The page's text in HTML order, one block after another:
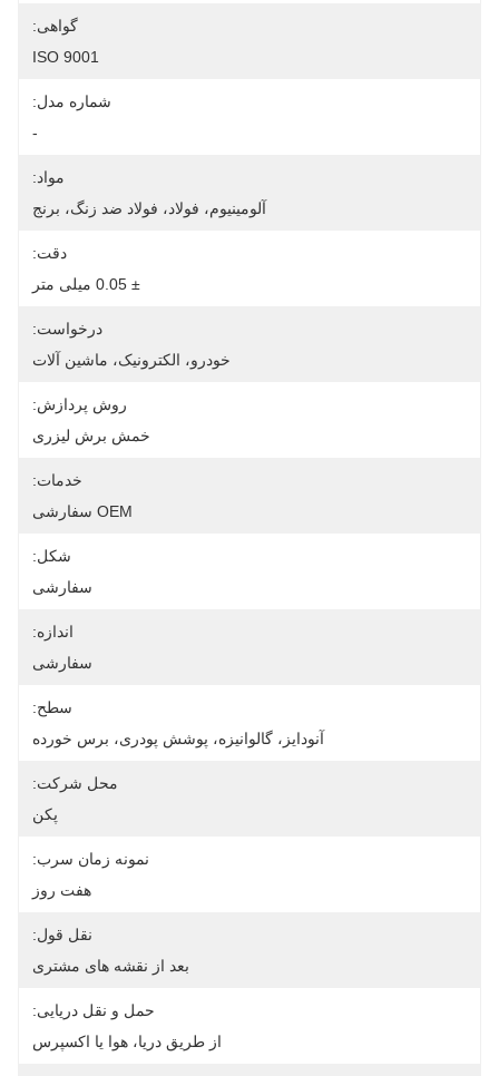
گواهی:
ISO 9001
شماره مدل:
-
مواد:
آلومینیوم، فولاد، فولاد ضد زنگ، برنج
دقت:
± 0.05 میلی متر
درخواست:
خودرو، الکترونیک، ماشین آلات
روش پردازش:
خمش برش لیزری
خدمات:
OEM سفارشی
شکل:
سفارشی
اندازه:
سفارشی
سطح:
آنودایز، گالوانیزه، پوشش پودری، برس خورده
محل شرکت:
پکن
نمونه زمان سرب:
هفت روز
نقل قول:
بعد از نقشه های مشتری
حمل و نقل دریایی:
از طریق دریا، هوا یا اکسپرس